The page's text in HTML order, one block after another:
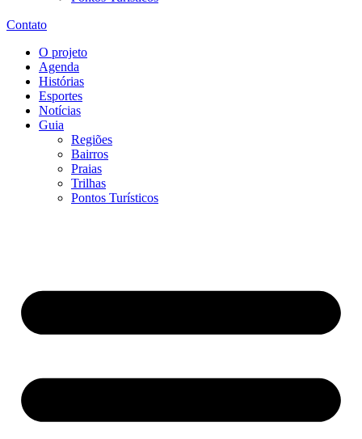
Contato
O projeto
Agenda
Histórias
Esportes
Notícias
Guia
Regiões
Bairros
Praias
Trilhas
Pontos Turísticos